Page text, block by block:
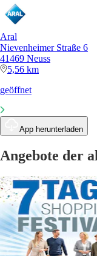
Aral
Nievenheimer Straße 6
41469 Neuss
5,56 km
geöffnet
App herunterladen
Angebote der